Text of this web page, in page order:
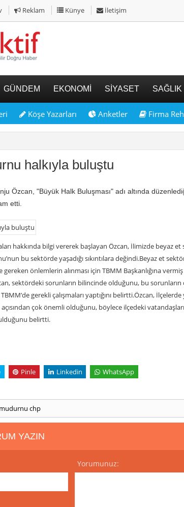
Reklam Künye İletişim
GÜNDEM EKONOMİ SİYASET SAĞLIK
Köşe Yazarları Anketler Firma
halkıyla buluştu
Özcan, "Büyük Halk Buluşması" adı altında
etti.
hakkında bilgi vererek başlayan Özcan, İlimizde beyaz
bu sektörde yaşadığı sıkıntılara değindi.Beyaz et
ve gereken önlemlerin alınması için TBMM Başkanlığına
sektördeki sorunların bilincinde olduğunu, bu
gerekli çalışmaları yaptığını belirtti.Özcan,
çok önemli olduğunu, böylece ilçedeki
belirtti.
Pinle Linkedin WhatsApp
mudurnu chp
YAZIN
Yorumunuz: